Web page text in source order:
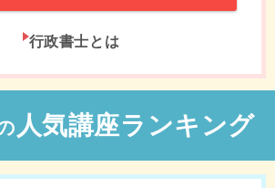
行政書士とは
人気講座ランキング